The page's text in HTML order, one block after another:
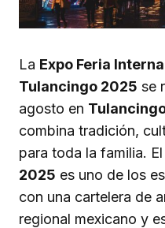
La Expo Feria
Tulancingo 2025 se
agosto en
combina tradición,
para toda la familia. El
2025 es uno de los
con una cartelera de
regional mexicano y